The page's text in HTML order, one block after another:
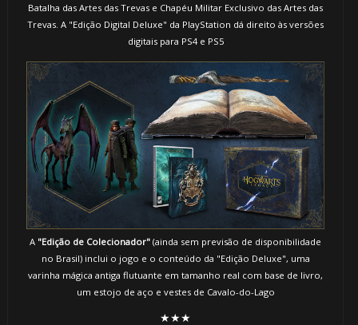
Batalha das Artes das Trevas e Chapéu Militar Exclusivo das Artes das
Trevas. A "Edição Digital Deluxe" da PlayStation dá direito às versões
digitais para PS4 e PS5
A "Edição de Colecionador" (ainda sem previsão de disponibilidade
no Brasil) inclui o jogo e o conteúdo da "Edição Deluxe", uma
varinha mágica antiga flutuante em tamanho real com base de livro,
um estojo de aço e vestes de Cavalo-do-Lago
★★★